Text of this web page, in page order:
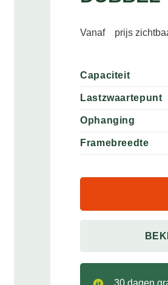
Vanaf prijs
Capaciteit
Lastzwaartepunt
Ophanging
Framebreedte